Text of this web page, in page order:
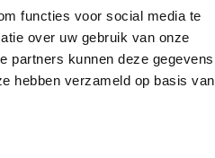
functies voor social media te
over uw gebruik van onze
partners kunnen deze gegevens
hebben verzameld op basis van